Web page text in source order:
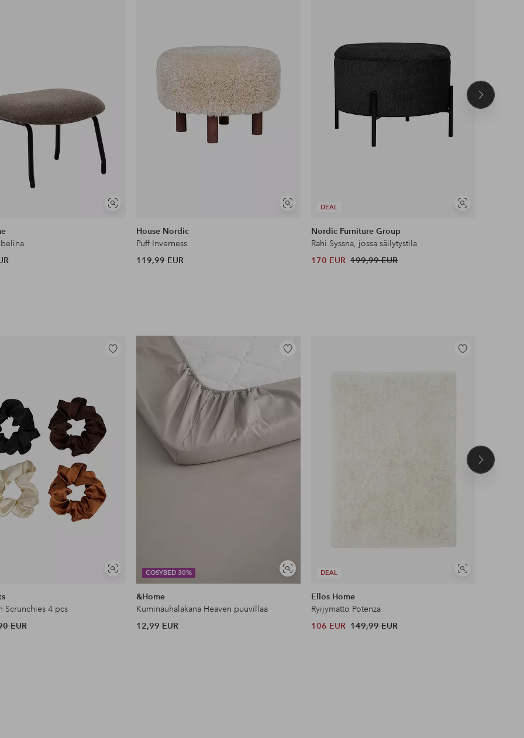
Näytä
Näytä
House Nordic
Puff Inverness
119,99 EUR
DEAL
Näytä
Nordic Furniture Group
Rahi Syssna, jossa säilytystila
170 EUR 199,99 EUR
Seuraava
Näytä
samankaltaisia
Lisää
Scrunchies 4 pcs
EUR
COSYBED 30%
Näytä
samankaltaisia
Lisää
&Home
Kuminauhalakana Heaven puuvillaa
12,99 EUR
DEAL
Näytä
Lisää
Ellos Home
Ryijymatto Potenza
106 EUR 149,99 EUR
Seuraava